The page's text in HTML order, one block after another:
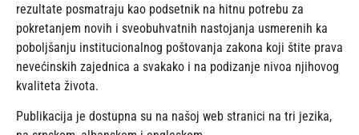
rezultate posmatraju kao podsetnik na hitnu potrebu za
pokretanjem novih i sveobuhvatnih nastojanja usmerenih ka
poboljšanju institucionalnog poštovanja zakona koji štite prava
nevećinskih zajednica a svakako i na podizanje nivoa njihovog
kvaliteta života.
Publikacija je dostupna su na našoj web stranici na tri jezika,